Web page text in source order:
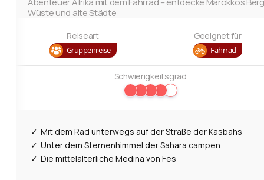
Wüste und alte Städte
Schwierigkeitsgrad
Reiseart
Gruppenreise
Geeignet für
Fahrrad
Mit dem Rad unterwegs auf der Straße der Kasbahs
Unter dem Sternenhimmel der Sahara campen
Die mittelalterliche Medina von Fes